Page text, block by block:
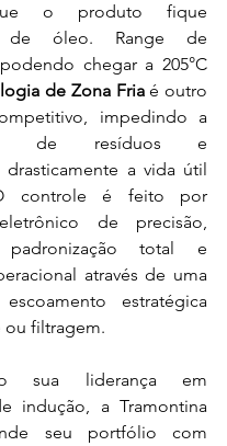
o produto fique
de óleo. Range de
chegar a 205°C
de Zona Fria é outro
impedindo a
de resíduos e
a vida útil
controle é feito por
de precisão,
padronização total e
através de uma
estratégica
ou filtragem.
sua liderança em
indução, a Tramontina
seu portfólio com